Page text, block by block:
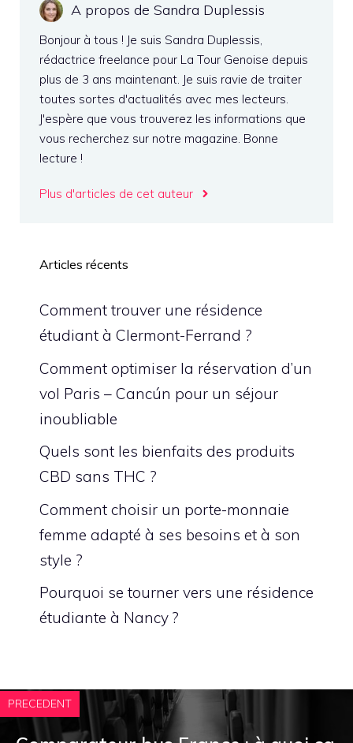
A propos de Sandra Duplessis
Bonjour à tous ! Je suis Sandra Duplessis,
rédactrice freelance pour La Tour Genoise depuis
plus de 3 ans maintenant. Je suis ravie de traiter
toutes sortes d'actualités avec mes lecteurs.
J'espère que vous trouverez les informations que
vous recherchez sur notre magazine. Bonne
lecture !
Plus d'articles de cet auteur
Articles récents
Comment trouver une résidence
étudiant à Clermont-Ferrand ?
Comment optimiser la réservation d’un
vol Paris – Cancún pour un séjour
inoubliable
Quels sont les bienfaits des produits
CBD sans THC ?
Comment choisir un porte-monnaie
femme adapté à ses besoins et à son
style ?
Pourquoi se tourner vers une résidence
étudiante à Nancy ?
PRECEDENT